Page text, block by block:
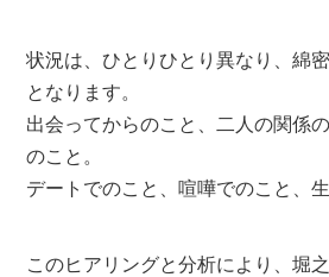
状況は、ひとりひとり異なり、綿
となります。
出会ってからのこと、二人の関係
のこと。
デートでのこと、喧嘩でのこと、
このヒアリングと分析により、堀